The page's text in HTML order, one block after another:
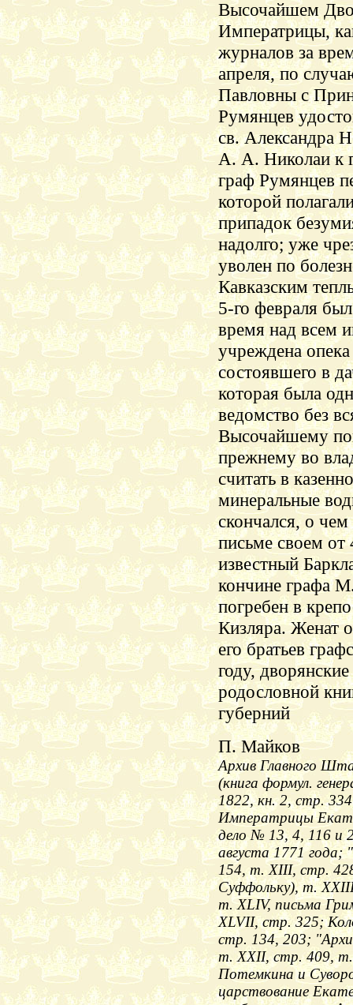
Высочайшем
Императрицы,
журналов за
апреля, по
Павловны с
Румянцев
св. Александра
А. А. Николаи к
граф Румянцев
которой
припадок
надолго; уже
уволен по
Кавказским
5-го февраля
время над всем
учреждена
состоявшего в
которая была
ведомство без
Высочайшему
прежнему во
считать в
минеральные
скончался, о
письме своем
известный
кончине графа
погребен в
Кизляра. Женат
его братьев
году,
родословной
губерний
П. Майков
Архив Главного
(книга формул.
1822, кн. 2, стр.
Императрицы
дело № 13, 4, 116 и
августа 1771
154, т. XIII, стр.
Суффольку), т.
т. ХLIV, письма
ХLVII, стр. 325;
стр. 134, 203;
т. XXII, стр. 409, т.
Потемкина и
царствование